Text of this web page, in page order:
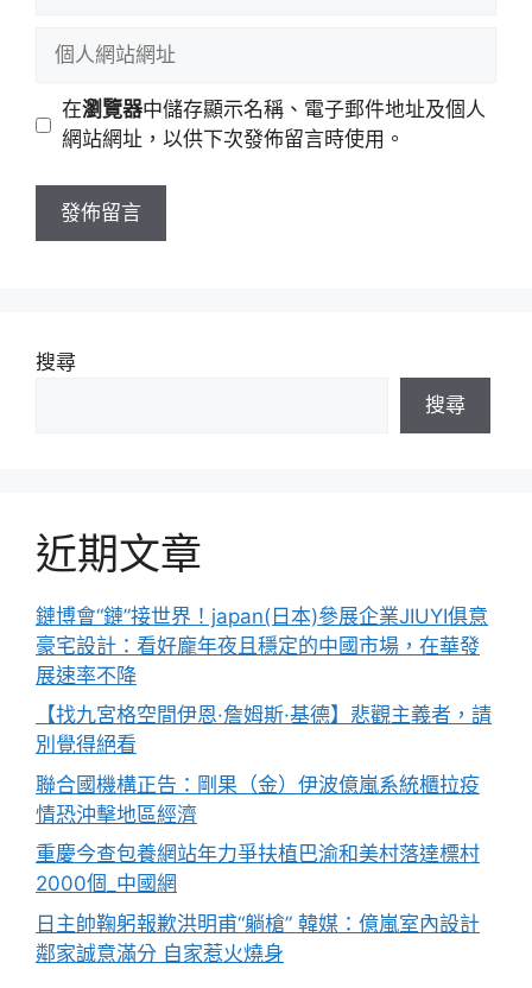
址
站
址
在瀏覽器中儲存顯示名稱、電子郵件地址及個人
網站網址，以供下次發佈留言時使用。
搜尋
搜尋
近期文章
鏈博會“鏈”接世界！japan(日本)參展企業JIUYI俱意
豪宅設計：看好龐年夜且穩定的中國市場，在華發
展速率不降
【找九宮格空間伊恩·詹姆斯·基德】悲觀主義者，請
別覺得絕看
聯合國機構正告：剛果（金）伊波億嵐系統櫃拉疫
情恐沖擊地區經濟
重慶今查包養網站年力爭扶植巴渝和美村落達標村
2000個_中國網
日主帥鞠躬報歉洪明甫“躺槍” 韓媒：億嵐室內設計
鄰家誠意滿分 自家惹火燒身